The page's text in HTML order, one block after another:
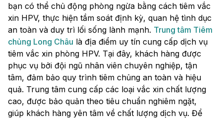
bạn có thể chủ động phòng ngừa bằng cách tiêm vắc
xin HPV, thực hiện tầm soát định kỳ, quan hệ tình dục
an toàn và duy trì lối sống lành mạnh. Trung tâm Tiêm
chủng Long Châu là địa điểm uy tín cung cấp dịch vụ
tiêm vắc xin phòng HPV. Tại đây, khách hàng được
phục vụ bởi đội ngũ nhân viên chuyên nghiệp, tận
tâm, đảm bảo quy trình tiêm chủng an toàn và hiệu
quả. Trung tâm cung cấp các loại vắc xin chất lượng
cao, được bảo quản theo tiêu chuẩn nghiêm ngặt,
giúp khách hàng yên tâm về chất lượng dịch vụ.​ Để